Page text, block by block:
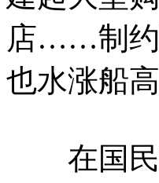
店……制约
也水涨船高
在国民